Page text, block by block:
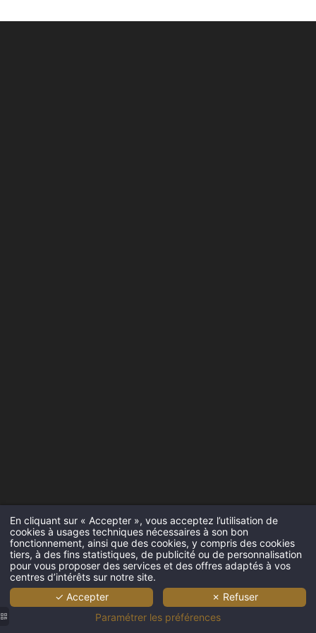
En cliquant sur « Accepter », vous acceptez l’utilisation de
cookies à usages techniques nécessaires à son bon
fonctionnement, ainsi que des cookies, y compris des cookies
tiers, à des fins statistiques, de publicité ou de personnalisation
pour vous proposer des services et des offres adaptés à vos
centres d’intérêts sur notre site.
✓ Accepter
✗ Refuser
Paramétrer les préférences